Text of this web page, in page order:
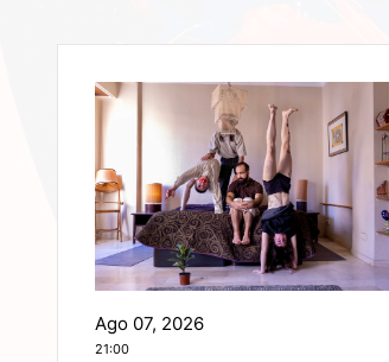
Ago 07, 2026
21:00